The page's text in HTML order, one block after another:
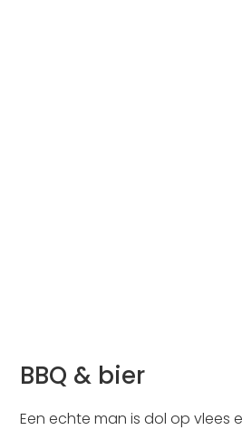
BBQ & bier
Een echte man is dol op vlees